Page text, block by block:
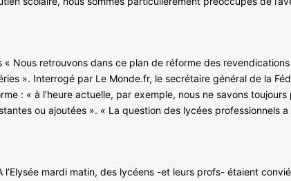
Nous retrouvons dans ce plan de réforme des
». Interrogé par Le Monde.fr, le secrétaire général de la
: « à l’heure actuelle, par exemple, nous ne savons
ou ajoutées ». « La question des lycées professionnels
l’Elysée mardi matin, des lycéens -et leurs profs- étaient